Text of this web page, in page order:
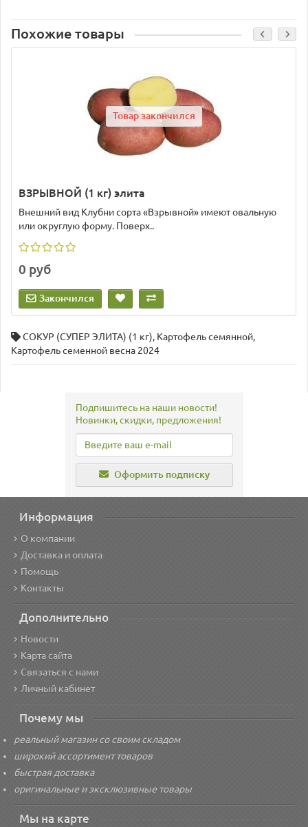
Похожие товары
Товар закончился
ВЗРЫВНОЙ (1 кг) элита
Внешний вид Клубни сорта «Взрывной» имеют овальную
или округлую форму. Поверх..
0 руб
Закончился
СОКУР (СУПЕР ЭЛИТА) (1 кг), Картофель семянной,
Картофель семенной весна 2024
Подпишитесь на наши новости!
Новинки, скидки, предложения!
Оформить подписку
Информация
О компании
Доставка и оплата
Помощь
Контакты
Дополнительно
Новости
Карта сайта
Связаться с нами
Личный кабинет
Почему мы
реальный магазин со своим складом
широкий ассортимент товаров
быстрая доставка
оригинальные и эксклюзивные товары
Мы на карте